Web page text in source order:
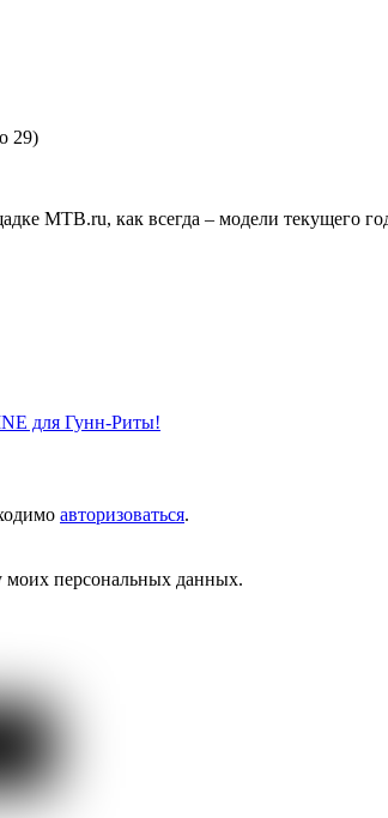
29)
MTB.ru, как всегда – модели текущего
для Гунн-Риты!
авторизоваться.
моих персональных данных.